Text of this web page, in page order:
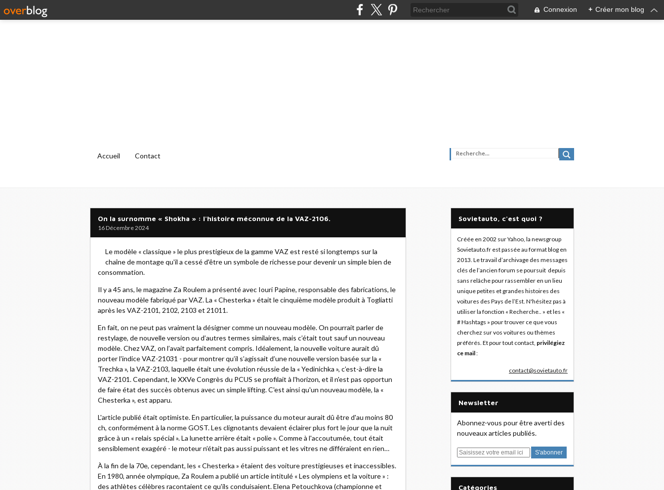
Connexion + Créer mon blog
Accueil Contact
On la surnomme « Shokha » : l'histoire méconnue de la VAZ-2106.
16 Décembre 2024
Le modèle « classique » le plus prestigieux de la gamme VAZ est resté si longtemps sur la
chaîne de montage qu'il a cessé d'être un symbole de richesse pour devenir un simple bien de
consommation.
Il y a 45 ans, le magazine Za Roulem a présenté avec Iouri Papine, responsable des fabrications, le
nouveau modèle fabriqué par VAZ. La « Chesterka » était le cinquième modèle produit à Togliatti
après les VAZ-2101, 2102, 2103 et 21011.
En fait, on ne peut pas vraiment la désigner comme un nouveau modèle. On pourrait parler de
restylage, de nouvelle version ou d’autres termes similaires, mais c’était tout sauf un nouveau
modèle. Chez VAZ, on l’avait parfaitement compris. Idéalement, la nouvelle voiture aurait dû
porter l'indice VAZ-21031 - pour montrer qu’il s’agissait d’une nouvelle version basée sur la «
Trechka », la VAZ-2103, laquelle était une évolution réussie de la « Yedinichka », c’est-à-dire la
VAZ-2101. Cependant, le XXVe Congrès du PCUS se profilait à l'horizon, et il n'est pas opportun
de faire état des succès obtenus avec un simple lifting. C'est ainsi qu'un nouveau modèle, la «
Chesterka », est apparu.
L'article publié était optimiste. En particulier, la puissance du moteur aurait dû être d'au moins 80
ch, conformément à la norme GOST. Les clignotants devaient éclairer plus fort le jour que la nuit
grâce à un « relais spécial ». La lunette arrière était « polie ». Comme à l'accoutumée, tout était
sensiblement exagéré - le moteur n’était pas aussi puissant et les vitres ne différaient en rien…
À la fin de la 70e, cependant, les « Chesterka » étaient des voiture prestigieuses et inaccessibles.
En 1980, année olympique, Za Roulem a publié un article intitulé « Les olympiens et la voiture » :
des athlètes célèbres racontaient ce qu'ils conduisaient. Elena Petouchkova (championne et
Sovietauto, c'est quoi ?
Créée en 2002 sur Yahoo, la newsgroup
Sovietauto.fr est passée au format blog en
2013. Le travail d’archivage des messages
clés de l’ancien forum se poursuit depuis
sans relâche pour rassembler en un lieu
unique petites et grandes histoires des
voitures des Pays de l’Est. N'hésitez pas à
utiliser la fonction « Recherche.. » et les «
# Hashtags » pour trouver ce que vous
cherchez sur vos voitures ou thèmes
préférés. Et pour tout contact, privilégiez
ce mail:
contact@sovietauto.fr
Newsletter
Abonnez-vous pour être averti des
nouveaux articles publiés.
E
Catégories